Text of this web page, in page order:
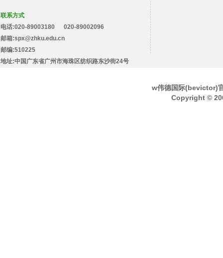
联系方式
电话:020-89003180 020-89002096
邮箱:spx@zhku.edu.cn
邮编:510225
地址:中国广东省广州市海珠区纺织路东沙街24号
w伟德国际(bevictor)
Copyright ©